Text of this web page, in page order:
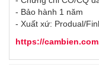
- Bảo hành 1 năm
- Xuất xứ: Produal/
https://